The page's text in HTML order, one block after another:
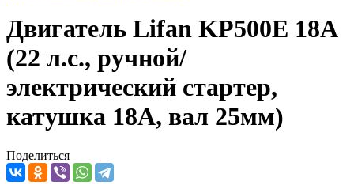
Двигатель Lifan KP500E 18А
(22 л.с., ручной/
электрический стартер,
катушка 18А, вал 25мм)
Поделиться